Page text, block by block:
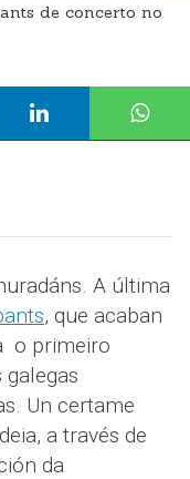
de concerto no
A última
, que acaban
o primeiro
Un certame
a través de
da